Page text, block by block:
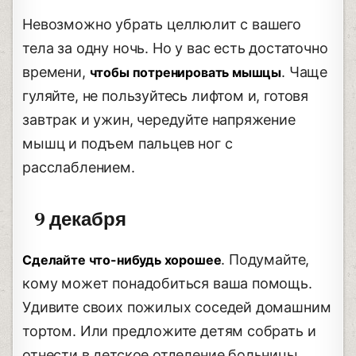
Невозможно убрать целлюлит с вашего
тела за одну ночь. Но у вас есть достаточно
времени, чтобы потренировать мышцы. Чаще
гуляйте, не пользуйтесь лифтом и, готовя
завтрак и ужин, чередуйте напряжение
мышц и подъем пальцев ног с
расслаблением.
9 декабря
Сделайте что-нибудь хорошее. Подумайте,
кому может понадобиться ваша помощь.
Удивите своих пожилых соседей домашним
тортом. Или предложите детям собрать и